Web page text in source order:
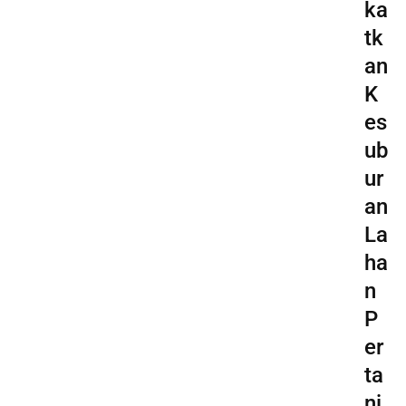
ka
tk
an
K
es
ub
ur
an
La
ha
n
P
er
ta